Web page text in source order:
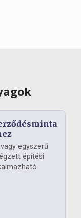
egyszerű
építési